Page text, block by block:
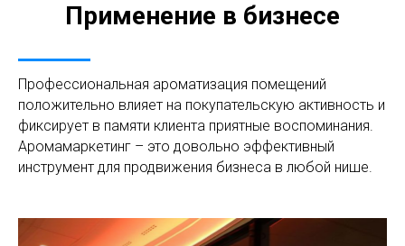
Применение в бизнесе
Профессиональная ароматизация помещений
положительно влияет на покупательскую активность и
фиксирует в памяти клиента приятные воспоминания.
Аромамаркетинг – это довольно эффективный
инструмент для продвижения бизнеса в любой нише.